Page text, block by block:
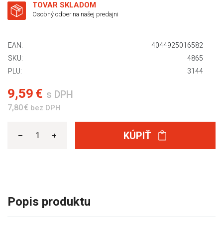
TOVAR SKLADOM
Osobný odber na našej predajni
EAN:
4044925016582
SKU:
4865
PLU:
3144
9,59 € s DPH
7,80 € bez DPH
KÚPIŤ
Popis produktu